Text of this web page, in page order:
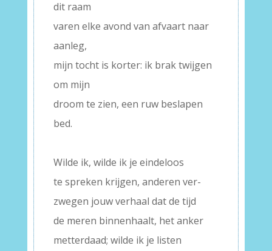
dit raam
varen elke avond van afvaart naar
aanleg,
mijn tocht is korter: ik brak twijgen
om mijn
droom te zien, een ruw beslapen
bed.
Wilde ik, wilde ik je eindeloos
te spreken krijgen, anderen ver-
zwegen jouw verhaal dat de tijd
de meren binnenhaalt, het anker
metterdaad; wilde ik je listen